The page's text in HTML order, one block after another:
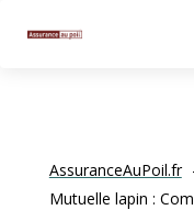
AssuranceAuPoil.fr
Mutuelle lapin :